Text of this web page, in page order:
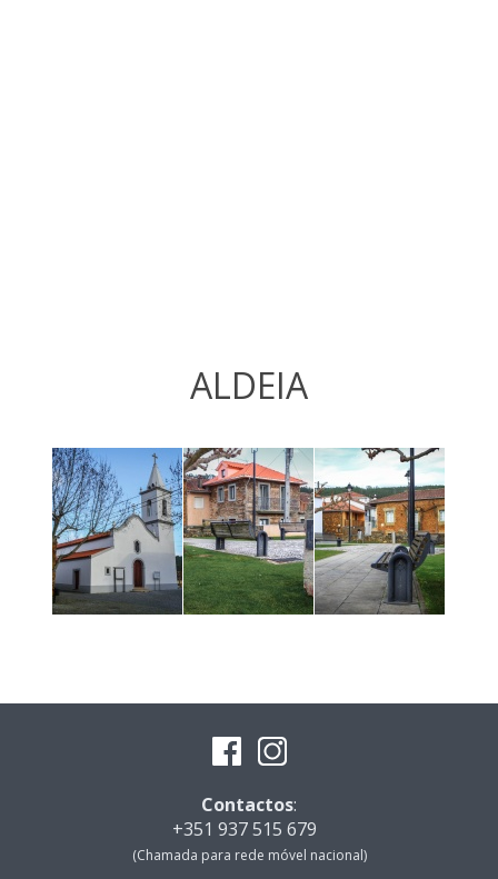
ALDEIA
Contactos:
+351 937 515 679
(Chamada para rede móvel nacional)